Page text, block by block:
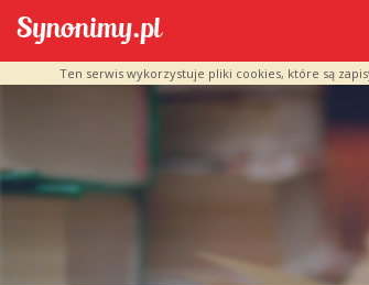
Ten serwis wykorzystuje pliki cookies, które są